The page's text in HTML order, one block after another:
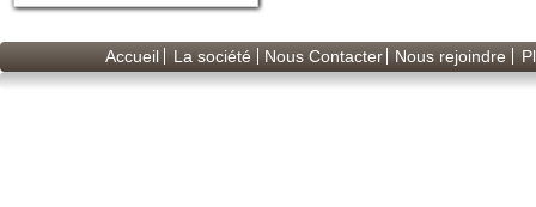
Accueil La société Nous Contacter Nous rejoindre